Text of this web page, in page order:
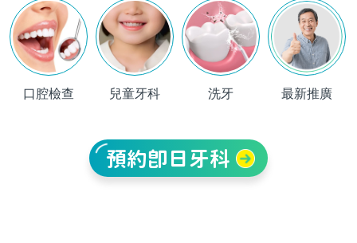
口腔檢查 兒童牙科 洗牙 最新推廣
預約即日牙科